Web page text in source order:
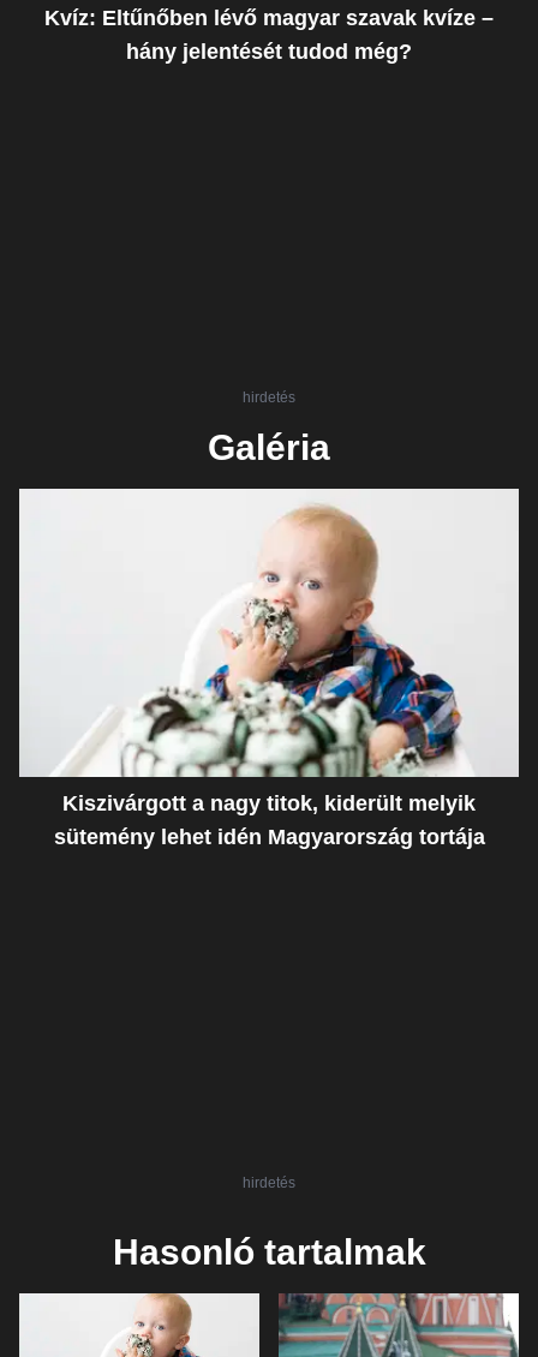
Kvíz: Eltűnőben lévő magyar szavak kvíze –
hány jelentését tudod még?
hirdetés
Galéria
Kiszivárgott a nagy titok, kiderült melyik
sütemény lehet idén Magyarország tortája
hirdetés
Hasonló tartalmak